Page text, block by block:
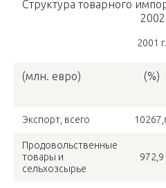
Структура товарного
2002
2001 г.
(млн. евро) (%)
Экспорт, всего
Продовольственные
товары и
сельхозсырье
972,9